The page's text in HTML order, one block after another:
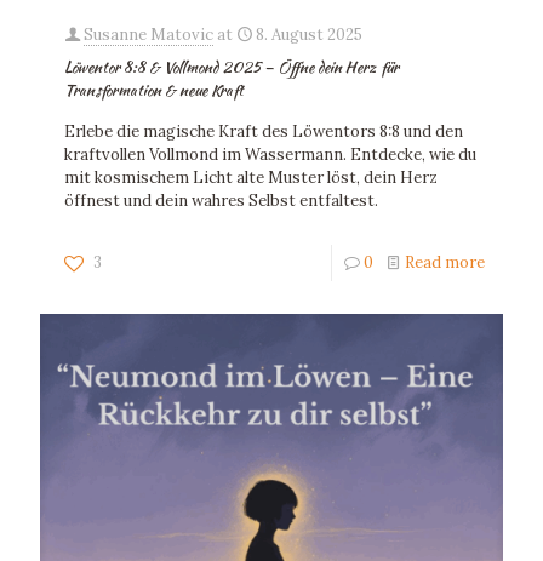
Susanne Matovic at 8. August 2025
Löwentor 8:8 & Vollmond 2025 – Öffne dein Herz für
Transformation & neue Kraft
Erlebe die magische Kraft des Löwentors 8:8 und den
kraftvollen Vollmond im Wassermann. Entdecke, wie du
mit kosmischem Licht alte Muster löst, dein Herz
öffnest und dein wahres Selbst entfaltest.
3 0 Read more